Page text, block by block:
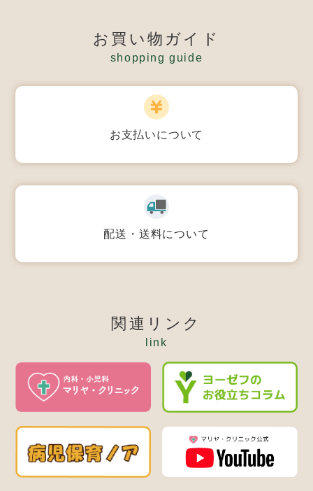
お買い物ガイド
shopping guide
お支払いについて
配送・送料について
関連リンク
link